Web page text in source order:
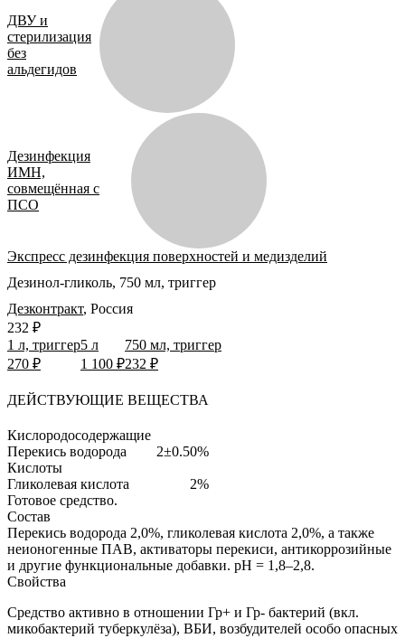
ДВУ и
стерилизация
без
альдегидов
Дезинфекция
ИМН,
совмещённая с
ПСО
Экспресс дезинфекция поверхностей и медизделий
Дезинол-гликоль, 750 мл, триггер
Дезконтракт, Россия
1 л, триггер
270 ₽
5 л
1 100 ₽
750 мл, триггер
232 ₽
ДЕЙСТВУЮЩИЕ ВЕЩЕСТВА
Кислородосодержащие
Перекись водорода
2±0.50%
Кислоты
Гликолевая кислота
2%
Готовое средство.
Состав
Перекись водорода 2,0%, гликолевая кислота 2,0%, а также
неионогенные ПАВ, активаторы перекиси, антикоррозийные
и другие функциональные добавки. pH = 1,8–2,8.
Свойства
Средство активно в отношении Гр+ и Гр- бактерий (вкл.
микобактерий туберкулёза), ВБИ, возбудителей особо опасных
232 ₽